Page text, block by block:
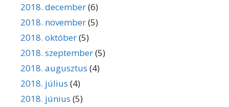
2018. december(6)
2018. november(5)
2018. október(5)
2018. szeptember(5)
2018. augusztus (4)
2018. július (4)
2018. június (5)